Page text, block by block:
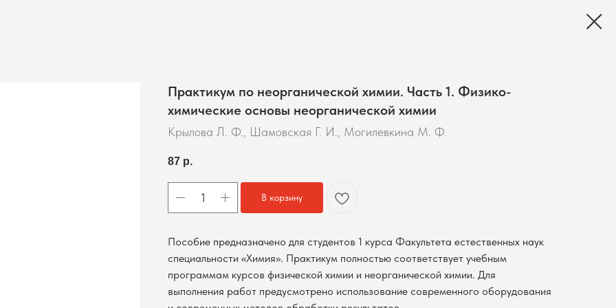
Практикум по неорганической химии. Часть 1. Физико-
химические основы неорганической химии
Крылова Л. Ф., Шамовская Г. И., Могилевкина М. Ф.
87 р.
В корзину
Пособие предназначено для студентов 1 курса Факультета естественных наук
специальности «Химия». Практикум полностью соответствует учебным
программам курсов физической химии и неорганической химии. Для
выполнения работ предусмотрено использование современного оборудования